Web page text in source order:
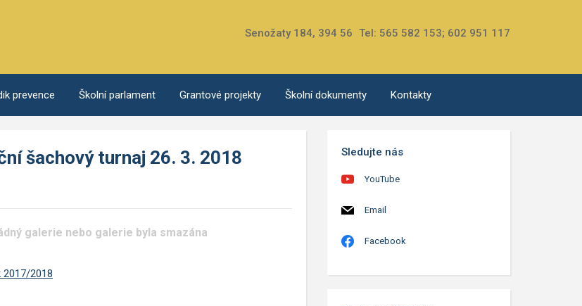
Senožaty 184, 394 56 Tel: 565 582 153; 602 951 117
prevence Školní parlament Grantové projekty Školní dokumenty Kontakty
šachový turnaj 26. 3. 2018
galerie nebo galerie byla smazána
2017/2018
Sledujte nás
YouTube
Email
Facebook